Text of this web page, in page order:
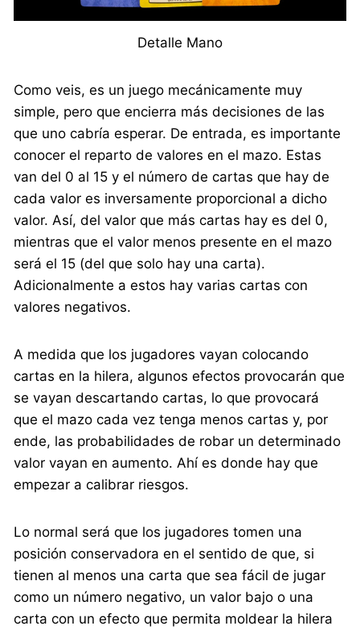
Detalle Mano
Como veis, es un juego mecánicamente muy
simple, pero que encierra más decisiones de las
que uno cabría esperar. De entrada, es importante
conocer el reparto de valores en el mazo. Estas
van del 0 al 15 y el número de cartas que hay de
cada valor es inversamente proporcional a dicho
valor. Así, del valor que más cartas hay es del 0,
mientras que el valor menos presente en el mazo
será el 15 (del que solo hay una carta).
Adicionalmente a estos hay varias cartas con
valores negativos.
A medida que los jugadores vayan colocando
cartas en la hilera, algunos efectos provocarán que
se vayan descartando cartas, lo que provocará
que el mazo cada vez tenga menos cartas y, por
ende, las probabilidades de robar un determinado
valor vayan en aumento. Ahí es donde hay que
empezar a calibrar riesgos.
Lo normal será que los jugadores tomen una
posición conservadora en el sentido de que, si
tienen al menos una carta que sea fácil de jugar
como un número negativo, un valor bajo o una
carta con un efecto que permita moldear la hilera